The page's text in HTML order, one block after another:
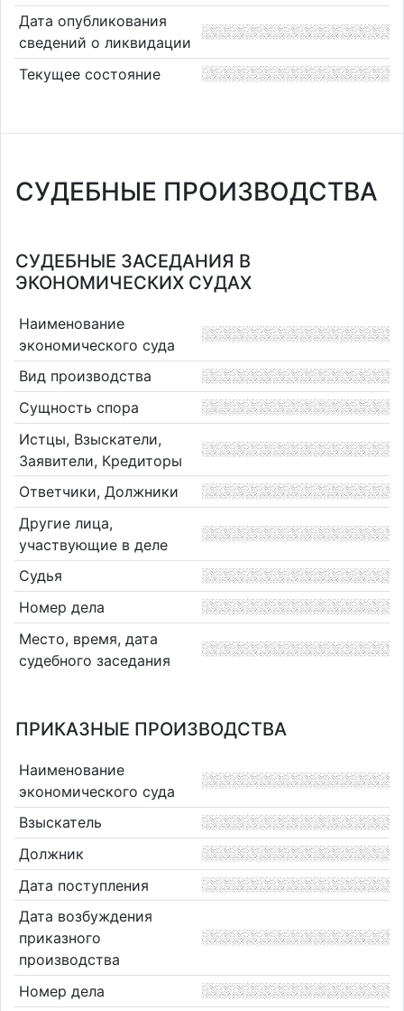
Дата опубликования
сведений о ликвидации
Текущее состояние
СУДЕБНЫЕ ПРОИЗВОДСТВА
СУДЕБНЫЕ ЗАСЕДАНИЯ В
ЭКОНОМИЧЕСКИХ СУДАХ
Наименование
экономического суда
Вид производства
Сущность спора
Истцы, Взыскатели,
Заявители, Кредиторы
Ответчики, Должники
Другие лица,
участвующие в деле
Судья
Номер дела
Место, время, дата
судебного заседания
ПРИКАЗНЫЕ ПРОИЗВОДСТВА
Наименование
экономического суда
Взыскатель
Должник
Дата поступления
Дата возбуждения
приказного
производства
Номер дела